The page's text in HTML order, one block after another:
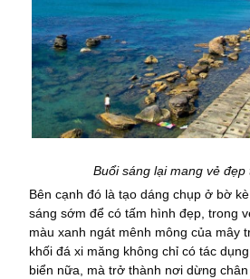
Buổi sáng lại mang vẻ đẹp
Bên cạnh đó là tạo dáng chụp ở bờ
sáng sớm để có tấm hình đẹp, trong
màu xanh ngát mênh mông của mây
khối đá xi măng không chỉ có tác
biển nữa, mà trở thành nơi dừng